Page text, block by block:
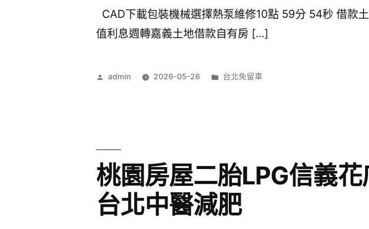
CAD下載包裝機械選擇熱泵維修10點 59分 54秒 借款
值利息週轉嘉義土地借款自有房 […]
作
admin 2026-05-26
分
台北免留車
桃園房屋二胎LPG信義
台北中醫減肥